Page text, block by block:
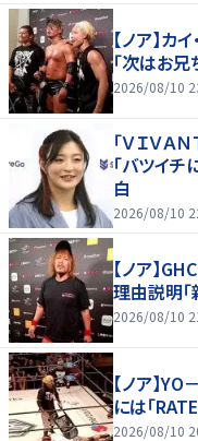
【ノア】カ
「次はお
2026/08/10
「ＶＩＶＡ
「バツイ
白
2026/08/10
【ノア】
理由説明
2026/08/10
【ノア】
には「
2026/08/10